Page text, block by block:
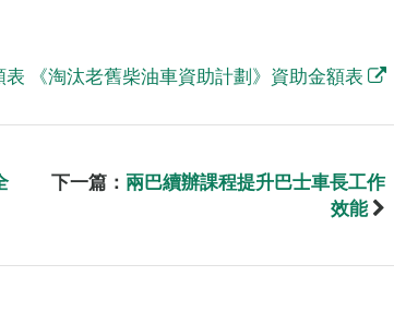
《淘汰老舊柴油車資助計劃》資助金額表
下一篇： 兩巴續辦課程提升巴士車長工作
效能